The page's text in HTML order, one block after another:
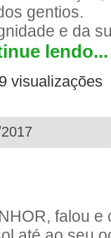
gentios.
e da
lendo...
visualizações
falou e